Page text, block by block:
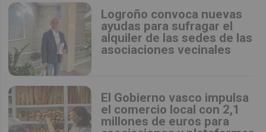
Logroño convoca nuevas
ayudas para sufragar el
alquiler de las sedes de las
asociaciones vecinales
El Gobierno vasco impulsa
el comercio local con 2,1
millones de euros para